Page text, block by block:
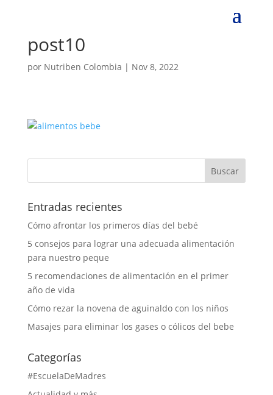
post10
por Nutriben Colombia | Nov 8, 2022
Entradas recientes
Cómo afrontar los primeros días del bebé
5 consejos para lograr una adecuada alimentación
para nuestro peque
5 recomendaciones de alimentación en el primer
año de vida
Cómo rezar la novena de aguinaldo con los niños
Masajes para eliminar los gases o cólicos del bebe
Categorías
#EscuelaDeMadres